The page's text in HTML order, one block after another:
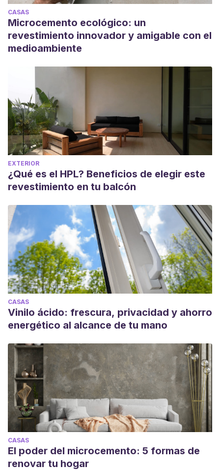
CASAS
Microcemento ecológico: un
revestimiento innovador y amigable con el
medioambiente
EXTERIOR
¿Qué es el HPL? Beneficios de elegir este
revestimiento en tu balcón
CASAS
Vinilo ácido: frescura, privacidad y ahorro
energético al alcance de tu mano
CASAS
El poder del microcemento: 5 formas de
renovar tu hogar